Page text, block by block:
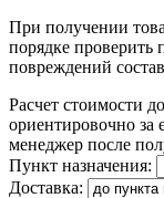
При получении
порядке
повреждений
Расчет стоимости
ориентировочно за
менеджер после
Пункт назначения:
Доставка: